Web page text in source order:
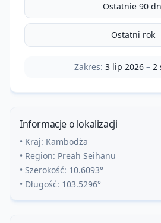
Ostatnie 90
Ostatni rok
Zakres: 3 lip 2026– 2
Informacje o lokalizacji
• Kraj: Kambodża
• Region: Preah Seihanu
• Szerokość: 10.6093°
• Długość: 103.5296°